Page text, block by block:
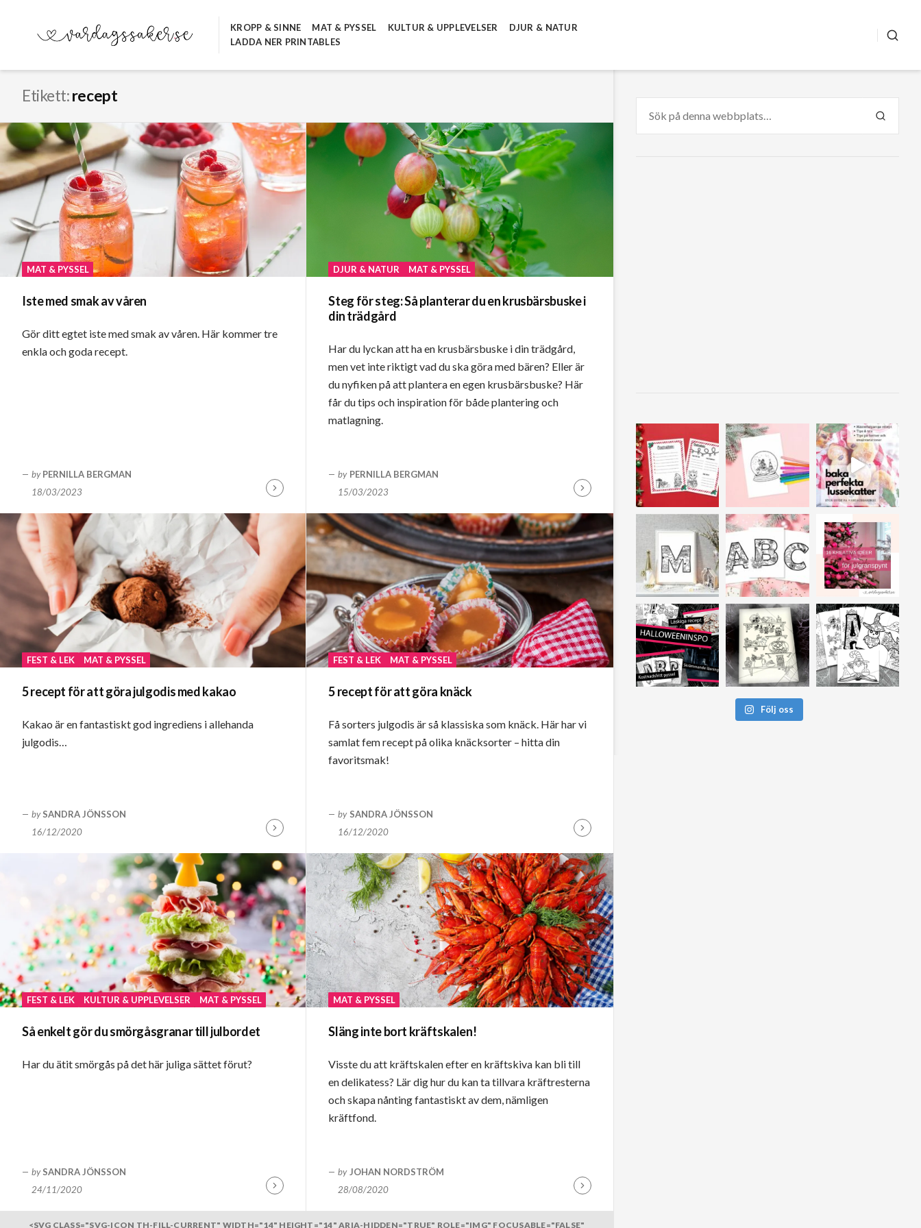
VARDAGSSAKER.SE
KROPP & SINNE MAT & PYSSEL KULTUR & UPPLEVELSER
DJUR & NATUR
LADDA NER PRINTABLES
Etikett:recept
MAT & PYSSEL
Iste med smak av våren
Gör ditt egtet iste med smak av våren. Här kommer tre
enkla och goda recept.
by PERNILLA BERGMAN
18/03/2023
Fortsätt
DJUR & NATUR MAT & PYSSEL
Steg för steg: Så planterar du en krusbärsbuske i
din trädgård
Har du lyckan att ha en krusbärsbuske i din trädgård,
men vet inte riktigt vad du ska göra med bären? Eller är
du nyfiken på att plantera en egen krusbärsbuske? Här
får du tips och inspiration för både plantering och
matlagning.
by PERNILLA BERGMAN
15/03/2023
Fortsätt
FEST & LEK MAT & PYSSEL
5 recept för att göra julgodis med kakao
Kakao är en fantastiskt god ingrediens i allehanda
julgodis…
by SANDRA JÖNSSON
16/12/2020
Fortsätt
FEST & LEK MAT & PYSSEL
5 recept för att göra knäck
Få sorters julgodis är så klassiska som knäck. Här har vi
samlat fem recept på olika knäcksorter – hitta din
favoritsmak!
by SANDRA JÖNSSON
16/12/2020
Fortsätt
FEST & LEK KULTUR & UPPLEVELSER MAT & PYSSEL
Så enkelt gör du smörgåsgranar till julbordet
Har du ätit smörgås på det här juliga sättet förut?
by SANDRA JÖNSSON
24/11/2020
Fortsätt
MAT & PYSSEL
Släng inte bort kräftskalen!
Visste du att kräftskalen efter en kräftskiva kan bli till
en delikatess? Lär dig hur du kan ta tillvara kräftresterna
och skapa nånting fantastiskt av dem, nämligen
kräftfond.
by JOHAN NORDSTRÖM
28/08/2020
Fortsätt
<SVG CLASS="SVG-ICON TH-FILL-CURRENT" WIDTH="14" HEIGHT="14" ARIA-HIDDEN="TRUE" ROLE="IMG" FOCUSABLE="FALSE"
efter:
SÖK
Följ oss